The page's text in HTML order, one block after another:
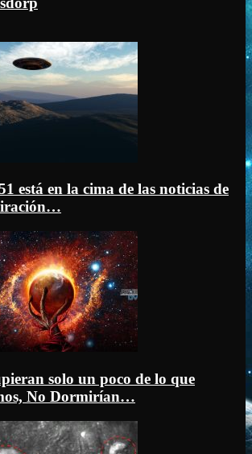
está en la cima de las noticias de
solo un poco de lo que
No Dormirían…